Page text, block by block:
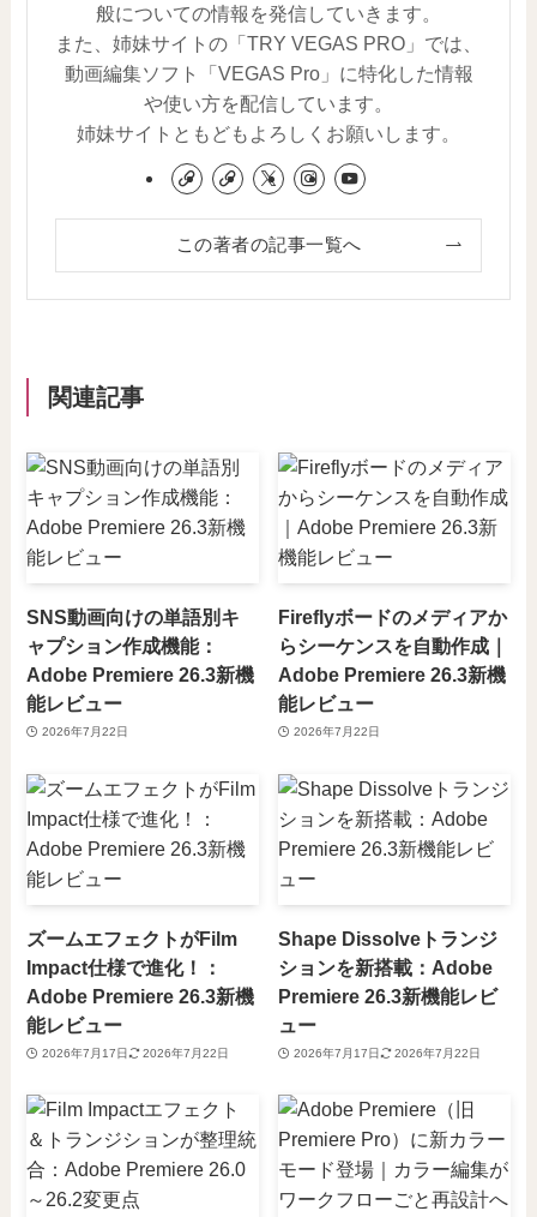
般についての情報を発信していきます。
また、姉妹サイトの「TRY VEGAS PRO」では、
動画編集ソフト「VEGAS Pro」に特化した情報
や使い方を配信しています。
姉妹サイトともどもよろしくお願いします。
この著者の記事一覧へ
関連記事
SNS動画向けの単語別キ
ャプション作成機能：
Adobe Premiere 26.3新機
能レビュー
2026年7月22日
Fireflyボードのメディアか
らシーケンスを自動作成｜
Adobe Premiere 26.3新機
能レビュー
2026年7月22日
ズームエフェクトがFilm
Impact仕様で進化！：
Adobe Premiere 26.3新機
能レビュー
2026年7月17日 2026年7月22日
Shape Dissolveトランジ
ションを新搭載：Adobe
Premiere 26.3新機能レビ
ュー
2026年7月17日 2026年7月22日